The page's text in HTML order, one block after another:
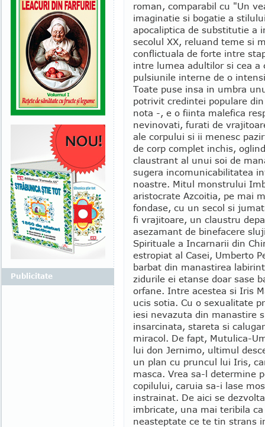
roman, comparabil cu "Un
imaginatie si bogatie a
apocaliptica de substitutie a
secolul XX, reluand teme si
conflictuala de forte intre
intre lumea adultilor si cea a
pulsiunile interne de o
Toate puse insa in umbra
potrivit credintei populare
nota -, e o fiinta malefica
nevinovati, furati de
ale corpului si ii menesc
de corp complet inchis,
claustrant al unui soi de
sugera incomunicabilitatea
noastre. Mitul monstrului
aristocrate Azcoitia, pe mai
fondase, cu un secol si
fi vrajitoare, un claustru
asezamant de binefacere
Spirituale a Incarnarii din
estropiat al Casei, Umberto
barbat din manastirea
zidurile ei etanse doar sase
orfane. Intre acestea si Iris
ucis sotia. Cu o sexualitate
iesi nevazuta din manastire
insarcinata, stareta si
miracol. De fapt, Mutulica-
lui don Jernimo, ultimul
un plan cu pruncul lui Iris,
masca. Vrea sa-l determine
copilului, caruia sa-i lase
instrainat. De aici se
imbricate, una mai teribila
neasteptate ce te tin strans
Publicitate